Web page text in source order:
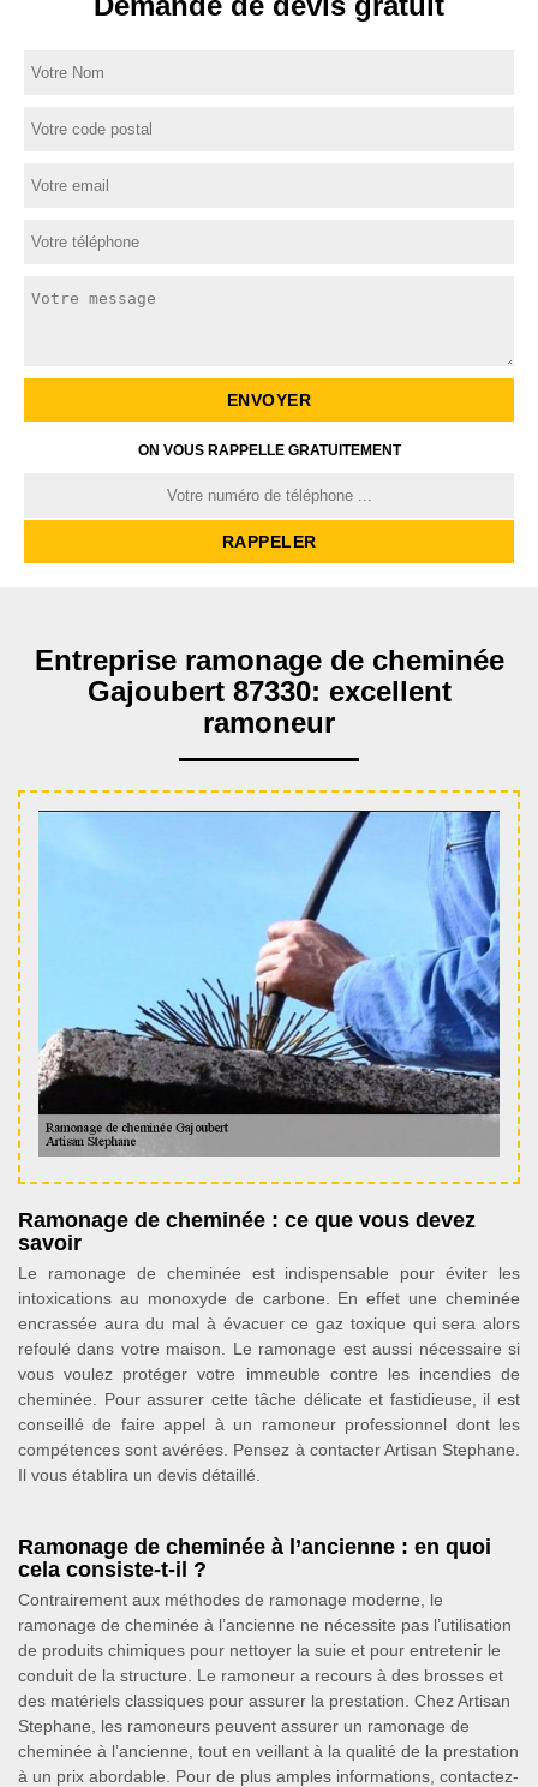
ON VOUS RAPPELLE GRATUITEMENT
Entreprise ramonage de cheminée
Gajoubert 87330: excellent
ramoneur
Ramonage de cheminée : ce que vous devez
savoir
Le ramonage de cheminée est indispensable pour éviter les
intoxications au monoxyde de carbone. En effet une cheminée
encrassée aura du mal à évacuer ce gaz toxique qui sera alors
refoulé dans votre maison. Le ramonage est aussi nécessaire si
vous voulez protéger votre immeuble contre les incendies de
cheminée. Pour assurer cette tâche délicate et fastidieuse, il est
conseillé de faire appel à un ramoneur professionnel dont les
compétences sont avérées. Pensez à contacter Artisan Stephane.
Il vous établira un devis détaillé.
Ramonage de cheminée à l’ancienne : en quoi
cela consiste-t-il ?
Contrairement aux méthodes de ramonage moderne, le
ramonage de cheminée à l’ancienne ne nécessite pas l’utilisation
de produits chimiques pour nettoyer la suie et pour entretenir le
conduit de la structure. Le ramoneur a recours à des brosses et
des matériels classiques pour assurer la prestation. Chez Artisan
Stephane, les ramoneurs peuvent assurer un ramonage de
cheminée à l’ancienne, tout en veillant à la qualité de la prestation
à un prix abordable. Pour de plus amples informations, contactez-